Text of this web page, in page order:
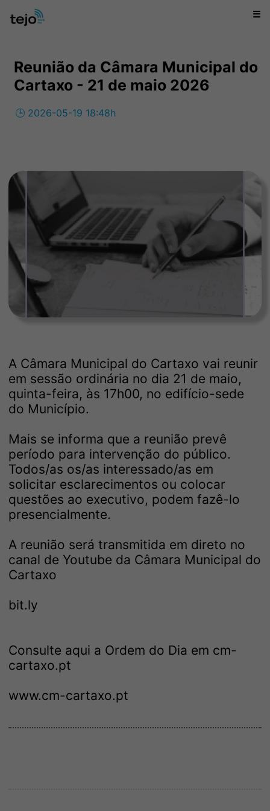
☰
Reunião da Câmara Municipal do
Cartaxo - 21 de maio 2026
🕒 2026-05-19 18:48h
A Câmara Municipal do Cartaxo vai reunir
em sessão ordinária no dia 21 de maio,
quinta-feira, às 17h00, no edifício-sede
do Município.
Mais se informa que a reunião prevê
período para intervenção do público.
Todos/as os/as interessado/as em
solicitar esclarecimentos ou colocar
questões ao executivo, podem fazê-lo
presencialmente.
A reunião será transmitida em direto no
canal de Youtube da Câmara Municipal do
Cartaxo
bit.ly
Consulte aqui a Ordem do Dia em cm-
cartaxo.pt
www.cm-cartaxo.pt